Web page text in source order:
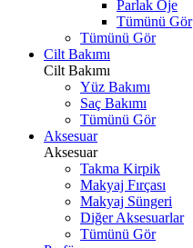
Parlak Oje
Tümünü Gör
Tümünü Gör
Cilt Bakımı
Cilt Bakımı
Yüz Bakımı
Saç Bakımı
Tümünü Gör
Aksesuar
Aksesuar
Takma Kirpik
Makyaj Fırçası
Makyaj Süngeri
Diğer Aksesuarlar
Tümünü Gör